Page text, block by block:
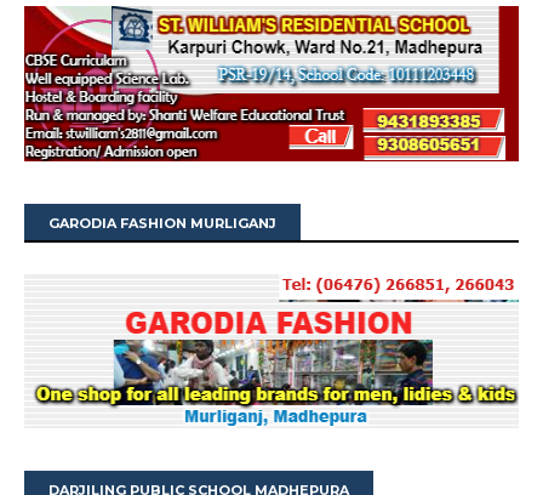
GARODIA FASHION MURLIGANJ
DARJILING PUBLIC SCHOOL MADHEPURA